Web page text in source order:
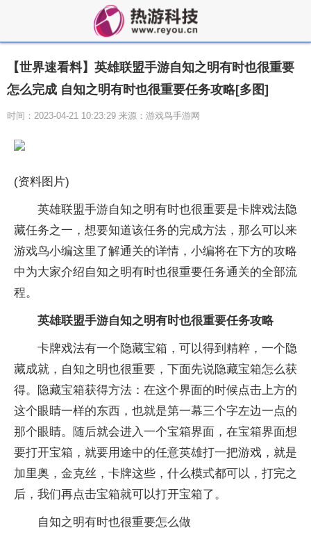
【世界速看料】英雄联盟手游自知之明有时也很重要
怎么完成 自知之明有时也很重要任务攻略[多图]
时间：2023-04-21 10:23:29 来源：游戏鸟手游网
(资料图片)
英雄联盟手游自知之明有时也很重要是卡牌戏法隐
藏任务之一，想要知道该任务的完成方法，那么可以来
游戏鸟小编这里了解通关的详情，小编将在下方的攻略
中为大家介绍自知之明有时也很重要任务通关的全部流
程。
英雄联盟手游自知之明有时也很重要任务攻略
卡牌戏法有一个隐藏宝箱，可以得到精粹，一个隐
藏成就，自知之明也很重要，下面先说隐藏宝箱怎么获
得。隐藏宝箱获得方法：在这个界面的时候点击上方的
这个眼睛一样的东西，也就是第一幕三个字左边一点的
那个眼睛。随后就会进入一个宝箱界面，在宝箱界面想
要打开宝箱，就要用途中的任意英雄打一把游戏，就是
加里奥，金克丝，卡牌这些，什么模式都可以，打完之
后，我们再点击宝箱就可以打开宝箱了。
自知之明有时也很重要怎么做